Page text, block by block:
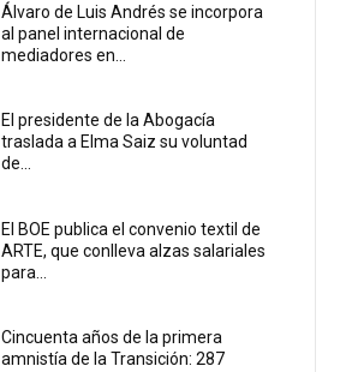
Álvaro de Luis Andrés se incorpora
al panel internacional de
mediadores en...
El presidente de la Abogacía
traslada a Elma Saiz su voluntad
de...
El BOE publica el convenio textil de
ARTE, que conlleva alzas salariales
para...
Cincuenta años de la primera
amnistía de la Transición: 287